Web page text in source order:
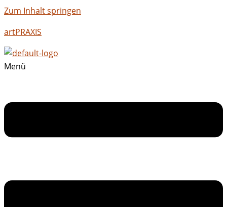
Zum Inhalt springen
artPRAXIS
Menü